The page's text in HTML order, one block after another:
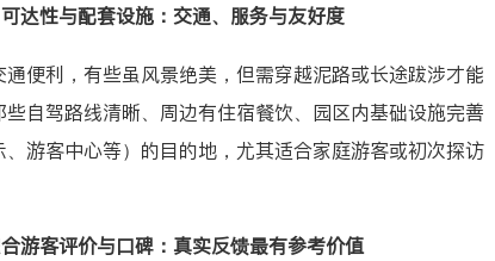
达性与配套设施：交通、服务与友好度
便利，有些虽风景绝美，但需穿越泥路或长途跋涉才能
自驾路线清晰、周边有住宿餐饮、园区内基础设施完善
、游客中心等）的目的地，尤其适合家庭游客或初次探访
游客评价与口碑：真实反馈最有参考价值